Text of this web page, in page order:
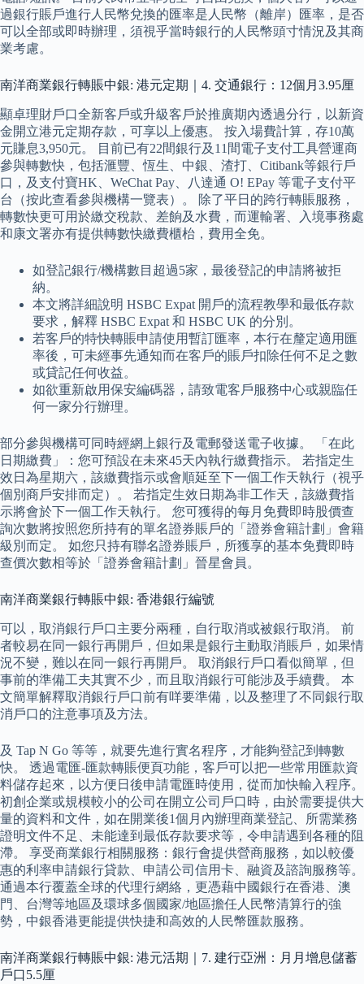
過銀行賬戶進行人民幣兌換的匯率是人民幣（離岸）匯率，是否
可以全部或即時辦理，須視乎當時銀行的人民幣頭寸情況及其商
業考慮。
南洋商業銀行轉賬中銀: 港元定期｜4. 交通銀行：12個月3.95厘
顯卓理財戶口全新客戶或升級客戶於推廣期內透過分行，以新資
金開立港元定期存款，可享以上優惠。 按入場費計算，存10萬
元賺息3,950元。 目前已有22間銀行及11間電子支付工具營運商
參與轉數快，包括滙豐、恆生、中銀、渣打、Citibank等銀行戶
口，及支付寶HK、WeChat Pay、八達通 O! EPay 等電子支付平
台（按此查看參與機構一覽表）。 除了平日的跨行轉賬服務，
轉數快更可用於繳交稅款、差餉及水費，而運輸署、入境事務處
和康文署亦有提供轉數快繳費櫃枱，費用全免。
如登記銀行/機構數目超過5家，最後登記的申請將被拒
納。
本文將詳細說明 HSBC Expat 開戶的流程教學和最低存款
要求，解釋 HSBC Expat 和 HSBC UK 的分別。
若客戶的特快轉賬申請使用暫訂匯率，本行在釐定適用匯
率後，可未經事先通知而在客戶的賬戶扣除任何不足之數
或貸記任何收益。
如欲重新啟用保安編碼器，請致電客戶服務中心或親臨任
何一家分行辦理。
部分參與機構可同時經網上銀行及電郵發送電子收據。 「在此
日期繳費」：您可預設在未來45天內執行繳費指示。 若指定生
效日為星期六，該繳費指示或會順延至下一個工作天執行（視乎
個別商戶安排而定）。 若指定生效日期為非工作天，該繳費指
示將會於下一個工作天執行。 您可獲得的每月免費即時股價查
詢次數將按照您所持有的單名證券賬戶的「證券會籍計劃」會籍
級別而定。 如您只持有聯名證券賬戶，所獲享的基本免費即時
查價次數相等於「證券會籍計劃」晉星會員。
南洋商業銀行轉賬中銀: 香港銀行編號
可以，取消銀行戶口主要分兩種，自行取消或被銀行取消。 前
者較易在同一銀行再開戶，但如果是銀行主動取消賬戶，如果情
況不變，難以在同一銀行再開戶。 取消銀行戶口看似簡單，但
事前的準備工夫其實不少，而且取消銀行可能涉及手續費。 本
文簡單解釋取消銀行戶口前有咩要準備，以及整理了不同銀行取
消戶口的注意事項及方法。
及 Tap N Go 等等，就要先進行實名程序，才能夠登記到轉數
快。 透過電匯-匯款轉賬便頁功能，客戶可以把一些常用匯款資
料儲存起來，以方便日後申請電匯時使用，從而加快輸入程序。
初創企業或規模較小的公司在開立公司戶口時，由於需要提供大
量的資料和文件，如在開業後1個月內辦理商業登記、所需業務
證明文件不足、未能達到最低存款要求等，令申請遇到各種的阻
滯。 享受商業銀行相關服務：銀行會提供營商服務，如以較優
惠的利率申請銀行貸款、申請公司信用卡、融資及諮詢服務等。
通過本行覆蓋全球的代理行網絡，更憑藉中國銀行在香港、澳
門、台灣等地區及環球多個國家/地區擔任人民幣清算行的強
勢，中銀香港更能提供快捷和高效的人民幣匯款服務。
南洋商業銀行轉賬中銀: 港元活期｜7. 建行亞洲：月月增息儲蓄
戶口5.5厘